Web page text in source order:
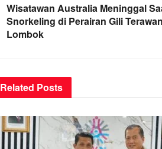
Wisatawan Australia Meninggal
Snorkeling di Perairan Gili
Lombok
Related Posts